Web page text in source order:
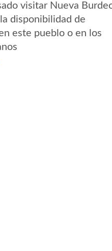
visitar Nueva
disponibilidad de
este pueblo o en los